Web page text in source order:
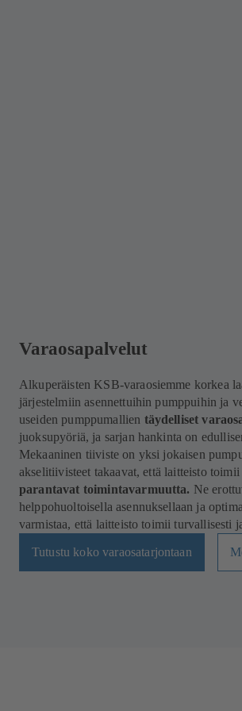
Varaosapalvelut
Alkuperäisten KSB-varaosiemme korkea
järjestelmiin asennettuihin pumppuihin ja
useiden pumppumallien täydelliset
juoksupyöriä, ja sarjan hankinta on
Mekaaninen tiiviste on yksi jokaisen
akselitiivisteet takaavat, että laitteisto
parantavat toimintavarmuutta. Ne
helppohuoltoisella asennuksellaan ja
varmistaa, että laitteisto toimii turvallisesti
Tutustu koko varaosatarjontaan